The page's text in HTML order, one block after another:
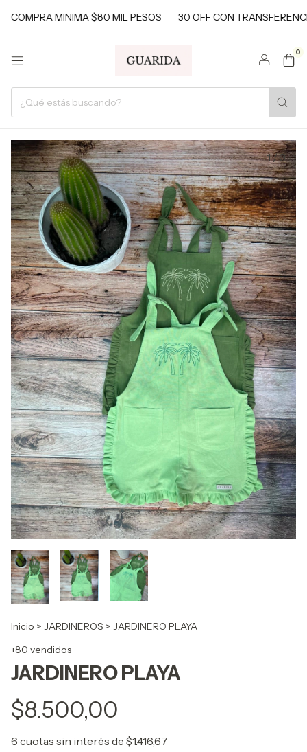
MINIMA $80 MIL PESOS 30 OFF CON TRANSFERENCIAS
0
1/3
Inicio > JARDINEROS > JARDINERO PLAYA
+80 vendidos
JARDINERO PLAYA
$8.500,00
6 cuotas sin interés de $1.416,67